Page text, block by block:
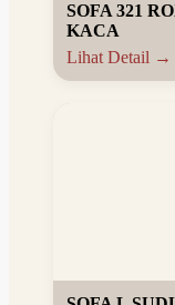
SOFA 321
KACA
Lihat Detail →